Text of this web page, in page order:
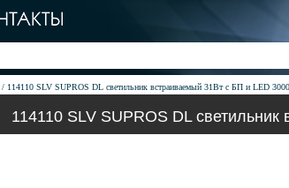
114110 SLV SUPROS DL светильник встраиваемый 31Вт с БП и LED
114110 SLV SUPROS DL